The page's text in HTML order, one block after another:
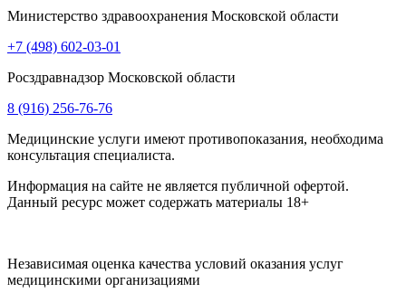
Министерство здравоохранения Московской области
+7 (498) 602-03-01
Росздравнадзор Московской области
8 (916) 256-76-76
Медицинские услуги имеют противопоказания, необходима
консультация специалиста.
Информация на сайте не является публичной офертой.
Данный ресурс может содержать материалы 18+
Независимая оценка качества условий оказания услуг
медицинскими организациями